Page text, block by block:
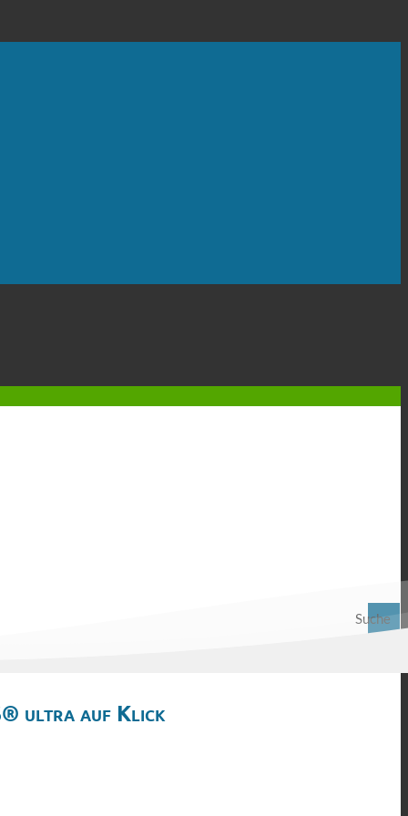
Suche
ultra auf Klick